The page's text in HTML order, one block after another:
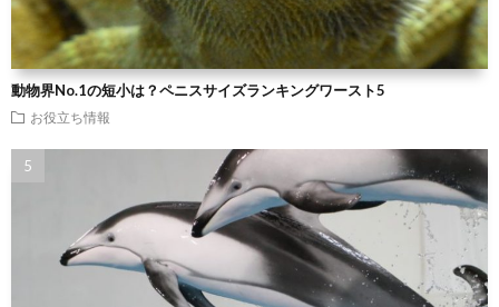
動物界No.1の短小は？ペニスサイズランキングワースト5
お役立ち情報